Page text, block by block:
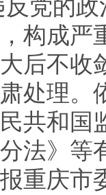
的政
构成严
后不收
处理。
共和国
法》等
重庆市